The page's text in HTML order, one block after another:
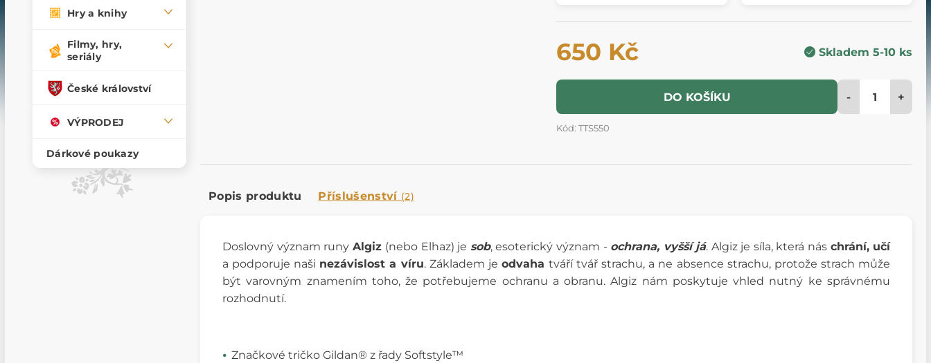
Hry a knihy
Filmy, hry,
seriály
České království
VÝPRODEJ
Dárkové poukazy
650 Kč Skladem 5-10 ks
DO KOŠÍKU - +
Kód: TTS550
Popis produktu Příslušenství (2)
Doslovný význam runy Algiz (nebo Elhaz) je sob, esoterický význam - ochrana, vyšší já. Algiz je síla, která nás chrání, učí
a podporuje naši nezávislost a víru. Základem je odvahatváří tvář strachu, a ne absence strachu, protože strach může
být varovným znamením toho, že potřebujeme ochranu a obranu. Algiz nám poskytuje vhled nutný ke správnému
rozhodnutí.
Značkové tričko Gildan® z řady Softstyle™